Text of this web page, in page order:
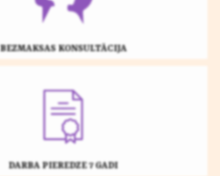
BEZMAKSAS KONSULTĀCIJA
DARBA PIEREDZE 7 GADI